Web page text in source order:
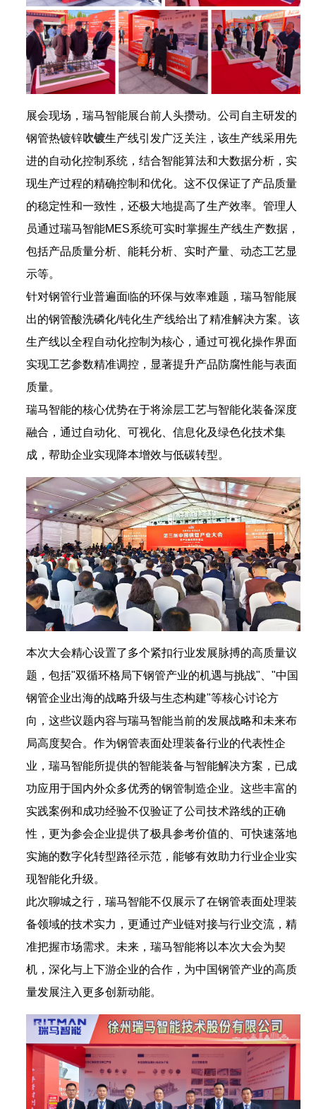
展会现场，瑞马智能展台前人头攒动。公司自主研发的
钢管热镀锌吹镀生产线引发广泛关注，该生产线采用先
进的自动化控制系统，结合智能算法和大数据分析，实
现生产过程的精确控制和优化。这不仅保证了产品质量
的稳定性和一致性，还极大地提高了生产效率。管理人
员通过瑞马智能MES系统可实时掌握生产线生产数据，
包括产品质量分析、能耗分析、实时产量、动态工艺显
示等。
针对钢管行业普遍面临的环保与效率难题，瑞马智能展
出的钢管酸洗磷化/钝化生产线给出了精准解决方案。该
生产线以全程自动化控制为核心，通过可视化操作界面
实现工艺参数精准调控，显著提升产品防腐性能与表面
质量。
瑞马智能的核心优势在于将涂层工艺与智能化装备深度
融合，通过自动化、可视化、信息化及绿色化技术集
成，帮助企业实现降本增效与低碳转型。
本次大会精心设置了多个紧扣行业发展脉搏的高质量议
题，包括"双循环格局下钢管产业的机遇与挑战"、"中国
钢管企业出海的战略升级与生态构建"等核心讨论方
向，这些议题内容与瑞马智能当前的发展战略和未来布
局高度契合。作为钢管表面处理装备行业的代表性企
业，瑞马智能所提供的智能装备与智能解决方案，已成
功应用于国内外众多优秀的钢管制造企业。这些丰富的
实践案例和成功经验不仅验证了公司技术路线的正确
性，更为参会企业提供了极具参考价值的、可快速落地
实施的数字化转型路径示范，能够有效助力行业企业实
现智能化升级。
此次聊城之行，瑞马智能不仅展示了在钢管表面处理装
备领域的技术实力，更通过产业链对接与行业交流，精
准把握市场需求。未来，瑞马智能将以本次大会为契
机，深化与上下游企业的合作，为中国钢管产业的高质
量发展注入更多创新动能。